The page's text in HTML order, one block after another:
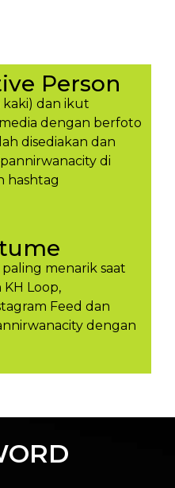
Person
dan ikut
dengan berfoto
disediakan dan
di
hashtag
menarik saat
Loop,
Feed dan
dengan